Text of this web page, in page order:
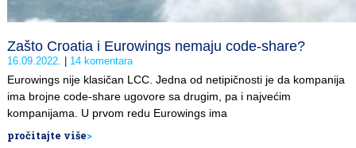
Zašto Croatia i Eurowings nemaju code-share?
16.09.2022. 14 komentara
Eurowings nije klasičan LCC. Jedna od netipičnosti je da kompanija
ima brojne code-share ugovore sa drugim, pa i najvećim
kompanijama. U prvom redu Eurowings ima
pročitajte više>